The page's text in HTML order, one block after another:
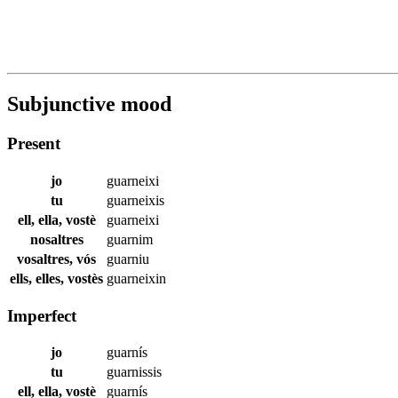
Subjunctive mood
Present
jo
guarneixi
tu
guarneixis
ell, ella, vostè
guarneixi
nosaltres
guarnim
vosaltres, vós
guarniu
ells, elles, vostès guarneixin
Imperfect
jo
guarnís
tu
guarnissis
ell, ella, vostè
guarnís